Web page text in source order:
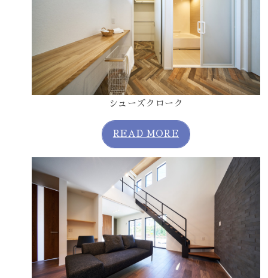
シューズクローク
READ MORE